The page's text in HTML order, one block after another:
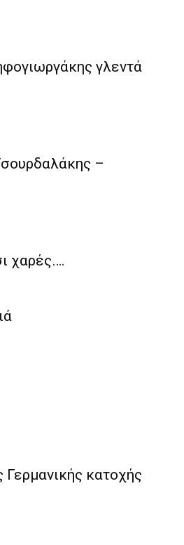
γλεντά
–
χαρές….
κατοχής